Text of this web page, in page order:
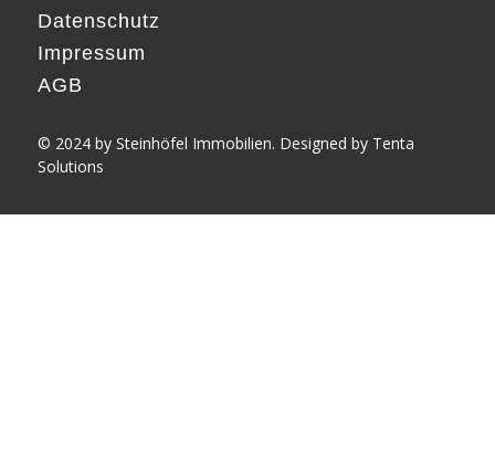
Datenschutz
Impressum
AGB
© 2024 by Steinhöfel Immobilien. Designed by Tenta
Solutions